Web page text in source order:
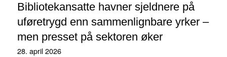
Bibliotekansatte havner sjeldnere på
uføretrygd enn sammenlignbare yrker –
men presset på sektoren øker
28. april 2026